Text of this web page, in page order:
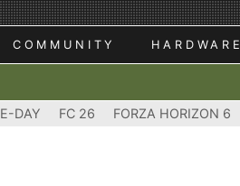
COMMUNITY HARDWARE
DAY FC 26 FORZA HORIZON 6